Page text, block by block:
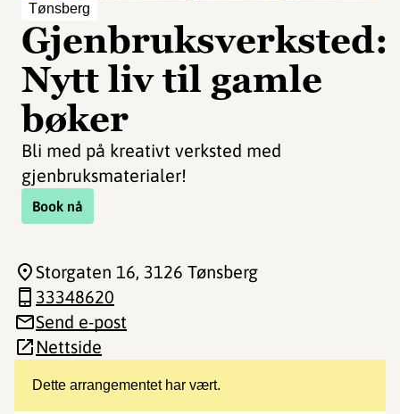
Tønsberg
Gjenbruksverksted:
Nytt liv til gamle
bøker
Bli med på kreativt verksted med
gjenbruksmaterialer!
Book nå
Dette arrangementet har vært.
Storgaten 16, 3126 Tønsberg
33348620
Send e-post
Nettside